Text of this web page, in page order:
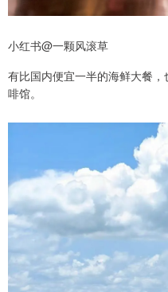
小红书@一颗风滚草
有比国内便宜一半的海鲜大餐
啡馆。